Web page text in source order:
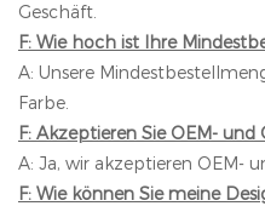
Geschäft.
F: Wie hoch ist Ihre
A: Unsere
Farbe.
F: Akzeptieren Sie OEM- und
A: Ja, wir akzeptieren OEM-
F: Wie können Sie meine